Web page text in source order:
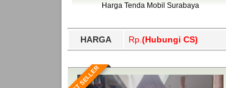
Harga Tenda Mobil Surabaya
HARGA Rp. (Hubungi CS)